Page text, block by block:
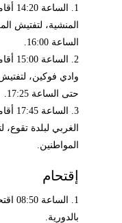
1.
المنشية، لتفتيش
الساعة 16:00.
2.
وادي فوكين،
حتى الساعة 17:25.
3.
الغربي لبلدة
المواطنين.
إقتحام
1.
بالدورية.